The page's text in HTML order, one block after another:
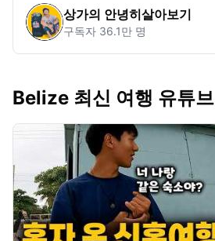
상가의 안녕히살아보기
구독자 36.1만 명
Belize 최신 여행 유튜브